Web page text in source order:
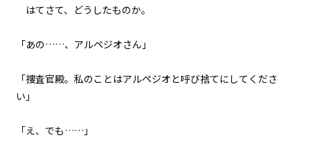
『Serial killer（連続殺人鬼）』
＜５＞
第１話
＜６＞
はてさて、どうしたものか。
「あの……、アルペジオさん」
「捜査官殿。私のことはアルペジオと呼び捨てにしてくださ
い」
「え、でも……」